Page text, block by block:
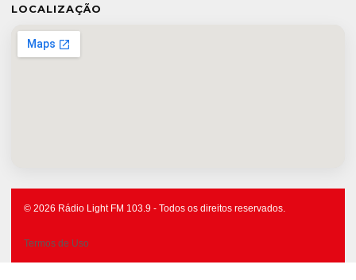
LOCALIZAÇÃO
© 2026 Rádio Light FM 103.9 - Todos os direitos reservados.
Termos de Uso